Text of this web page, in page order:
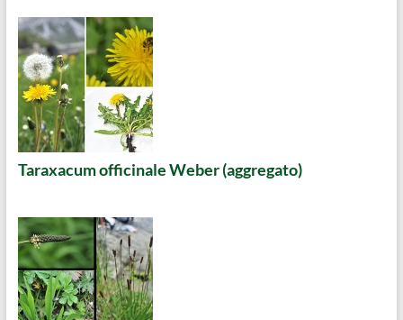
Taraxacum officinale Weber (aggregato)